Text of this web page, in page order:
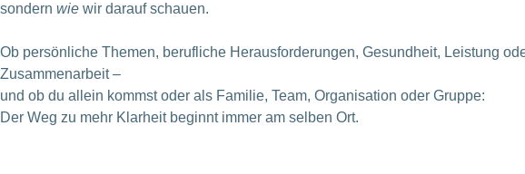
sondern wie wir darauf schauen.
Ob persönliche Themen, berufliche Herausforderungen, Gesundheit, Leistung
Zusammenarbeit –
und ob du allein kommst oder als Familie, Team, Organisation oder Gruppe:
Der Weg zu mehr Klarheit beginnt immer am selben Ort.